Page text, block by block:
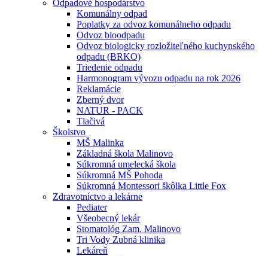
Odpadové hospodárstvo
Komunálny odpad
Poplatky za odvoz komunálneho odpadu
Odvoz bioodpadu
Odvoz biologicky rozložiteľného kuchynského
odpadu (BRKO)
Triedenie odpadu
Harmonogram vývozu odpadu na rok 2026
Reklamácie
Zberný dvor
NATUR - PACK
Tlačivá
Školstvo
MŠ Malinka
Základná škola Malinovo
Súkromná umelecká škola
Súkromná MŠ Pohoda
Súkromná Montessori škôlka Little Fox
Zdravotníctvo a lekárne
Pediater
Všeobecný lekár
Stomatológ Zam. Malinovo
Tri Vody Zubná klinika
Lekáreň